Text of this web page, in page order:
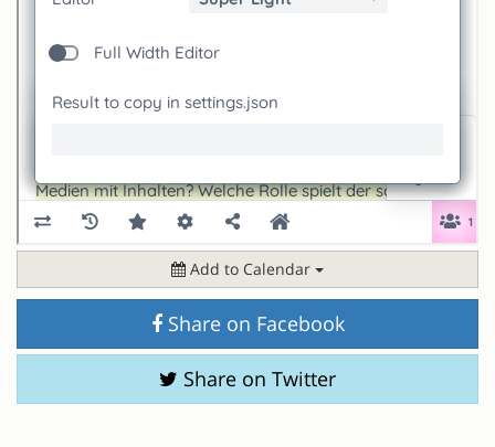
Add to Calendar
Share on Facebook
Share on Twitter